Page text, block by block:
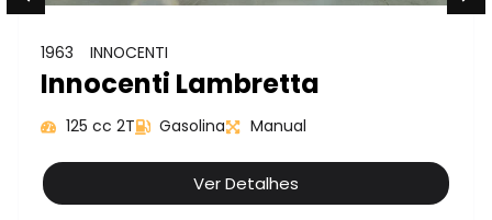
1963 INNOCENTI
Innocenti Lambretta
125 cc 2T Gasolina Manual
Ver Detalhes